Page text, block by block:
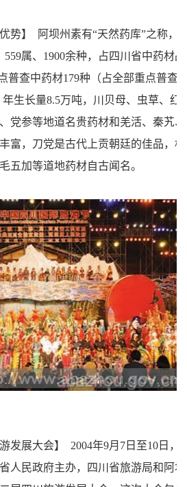
势】
阿坝州素有“天然药库”之称，
属、1900余种，占四川省中药材品
普查中药材179种（占全部重点普查
生长量8.5万吨，川贝母、虫草、红
党参等地道名贵药材和羌活、秦艽、
富，刀党是古代上贡朝廷的佳品，松
五加等道地药材自古闻名。
发展大会】
2004年9月7日至10日，
人民政府主办，四川省旅游局和阿坝